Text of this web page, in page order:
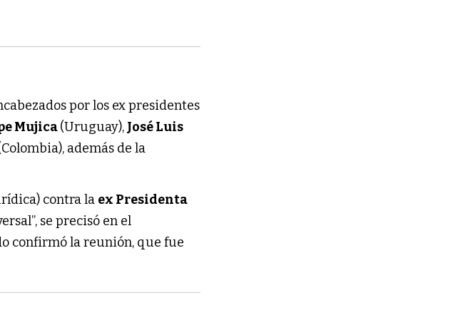
por los ex presidentes
Mujica(Uruguay), José Luis
además de la
contra la ex Presidenta
se precisó en el
confirmó la reunión, que fue